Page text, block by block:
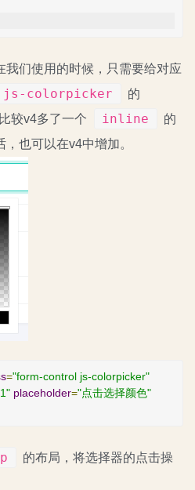
我们使用的时候，只需要给对应
js-colorpicker 的
较v4多了一个 inline
的
也可以在v4中增加。
="form-control js-colorpicker"
placeholder="点击选择颜色"
的布局，将选择器的点击操